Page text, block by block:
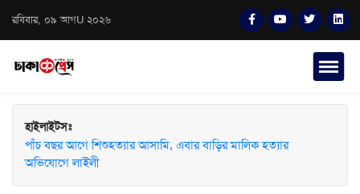
রবিবার, ০৯ আগU ২০২৬
হাইলাইটসঃ
পাঁচ বছর আগে শিশুহত্যার আসামি, এবার বাড়ির মালিক হত্যার
অভিযোগে লাইলী